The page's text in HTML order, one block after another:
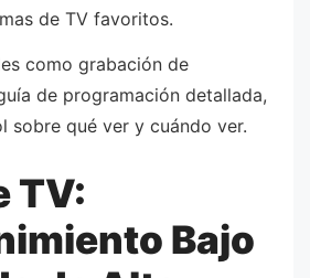
de TV favoritos.
como grabación de
de programación detallada,
sobre qué ver y cuándo ver.
TV:
Bajo